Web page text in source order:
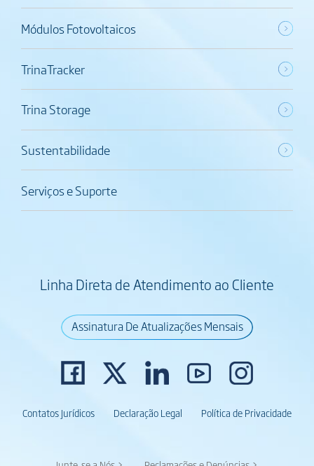
Módulos Fotovoltaicos
TrinaTracker
Trina Storage
Sustentabilidade
Serviços e Suporte
Linha Direta de Atendimento ao Cliente
Assinatura De Atualizações Mensais
Contatos Jurídicos Declaração Legal Política de Privacidade